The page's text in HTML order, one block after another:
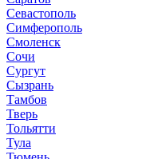
Севастополь
Симферополь
Смоленск
Сочи
Сургут
Сызрань
Тамбов
Тверь
Тольятти
Тула